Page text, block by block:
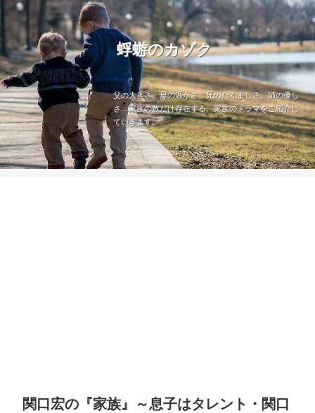
蜉蝣のカゾク
父の大きさ、母の温かさ、兄のたくましさ、姉の優し
さ…家族の数だけ存在する、家族のドラマをご紹介し
ていきます。
関口宏の『家族』～息子はタレント・関口